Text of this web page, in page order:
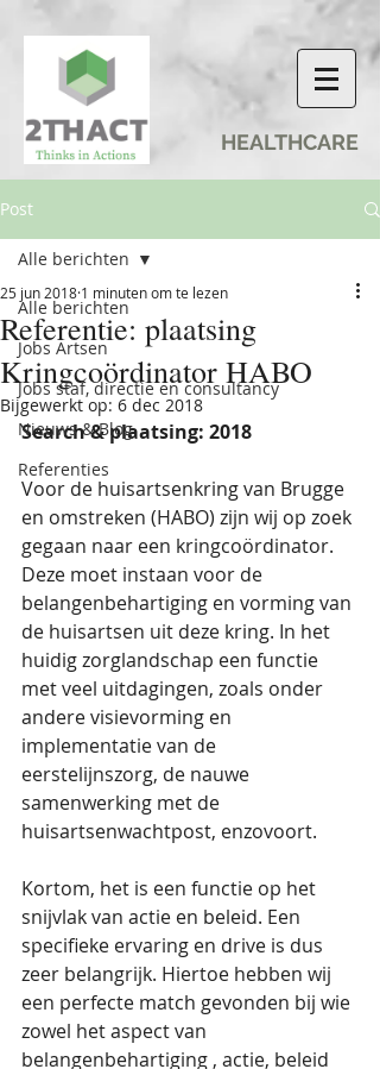
HEALTHCARE
Post
Alle berichten
Jobs Artsen
Jobs staf, directie en consultancy
Nieuws & Blog
Referenties
Alle berichten
Referentie: plaatsing
Kringcoördinator HABO
25 jun 2018 1 minuten om te lezen
Bijgewerkt op: 6 dec 2018
Search & plaatsing: 2018
Voor de huisartsenkring van Brugge
en omstreken (HABO) zijn wij op zoek
gegaan naar een kringcoördinator.
Deze moet instaan voor de
belangenbehartiging en vorming van
de huisartsen uit deze kring. In het
huidig zorglandschap een functie
met veel uitdagingen, zoals onder
andere visievorming en
implementatie van de
eerstelijnszorg, de nauwe
samenwerking met de
huisartsenwachtpost, enzovoort.
Kortom, het is een functie op het
snijvlak van actie en beleid. Een
specifieke ervaring en drive is dus
zeer belangrijk. Hiertoe hebben wij
een perfecte match gevonden bij wie
zowel het aspect van
belangenbehartiging , actie, beleid